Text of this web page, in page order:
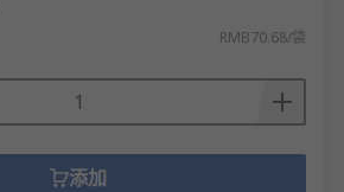
RMB70.68/袋
添加